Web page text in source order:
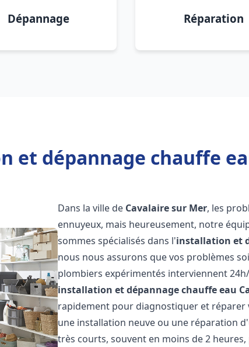
Dépannage Réparation
et dépannage chauffe
Dans la ville de Cavalaire sur Mer, les
ennuyeux, mais heureusement, notre
sommes spécialisés dans l'installation et
nous nous assurons que vos problèmes
plombiers expérimentés interviennent
installation et dépannage chauffe eau
rapidement pour diagnostiquer et réparer
une installation neuve ou une réparation
très courts, souvent en moins de 2